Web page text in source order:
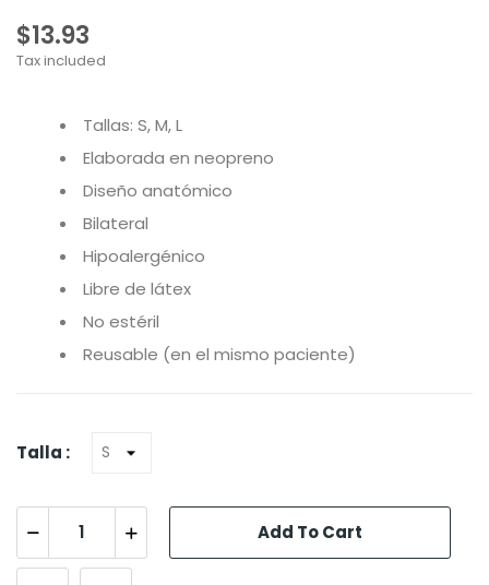
$13.93
Tax included
Tallas: S, M, L
Elaborada en neopreno
Diseño anatómico
Bilateral
Hipoalergénico
Libre de látex
No estéril
Reusable (en el mismo paciente)
Talla :
Add To Cart